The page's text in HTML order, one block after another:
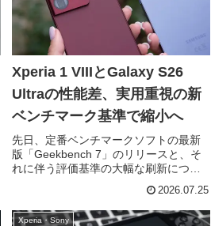
Xperia 1 VIIIとGalaxy S26
Ultraの性能差、実用重視の新
ベンチマーク基準で縮小へ
先日、定番ベンチマークソフトの最新
版「Geekbench 7」のリリースと、そ
れに伴う評価基準の大幅な刷新につい
てお伝えしました。これまで当サイト
では、Xperia 1 VIIIのベンチマーク性能
に関して「Galaxy S26 Ultraを...
2026.07.25
Xperia・Sony